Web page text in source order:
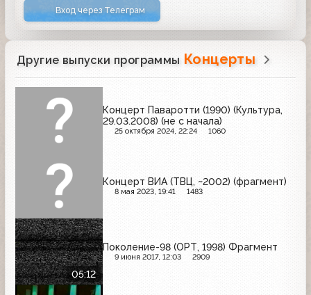
Вход через Телеграм
Другие выпуски программы Концерты
Концерт Паваротти (1990) (Культура,
29.03.2008) (не с начала)
25 октября 2024, 22:24 1060
Концерт ВИА (ТВЦ, ~2002) (фрагмент)
8 мая 2023, 19:41 1483
05:12
Поколение-98 (ОРТ, 1998) Фрагмент
9 июня 2017, 12:03 2909